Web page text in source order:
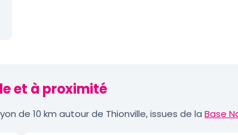
et à proximité
de 10 km autour de Thionville, issues de la Base